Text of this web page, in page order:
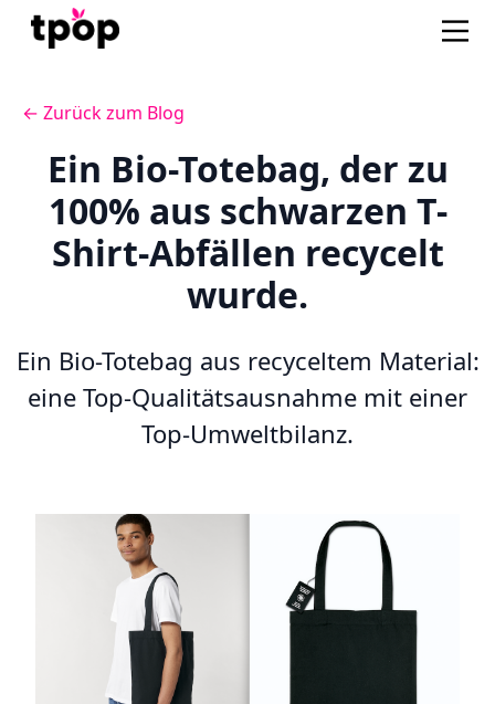
← Zurück zum Blog
Ein Bio-Totebag, der zu
100% aus schwarzen T-
Shirt-Abfällen recycelt
wurde.
Ein Bio-Totebag aus recyceltem Material:
eine Top-Qualitätsausnahme mit einer
Top-Umweltbilanz.